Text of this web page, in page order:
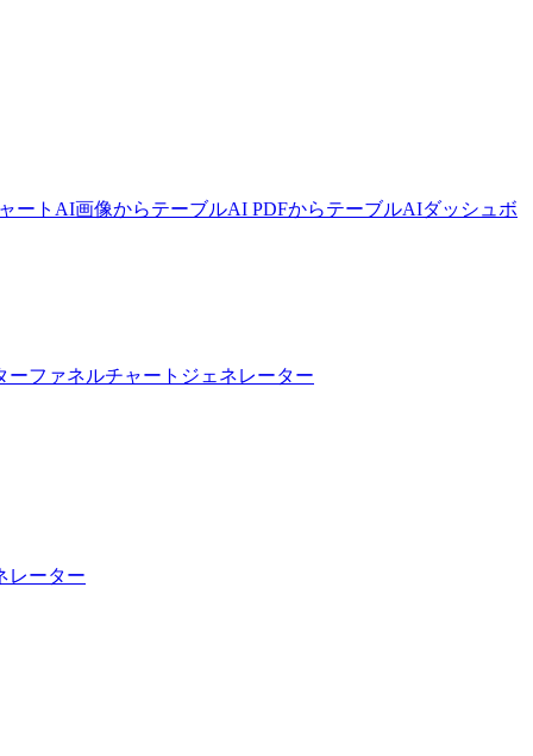
ート AI画像からテーブルAI PDFからテーブルAIダッシュボ
ーファネルチャートジェネレーター
レーター